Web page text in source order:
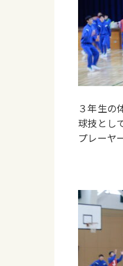
３年生の
球技とし
プレーヤ